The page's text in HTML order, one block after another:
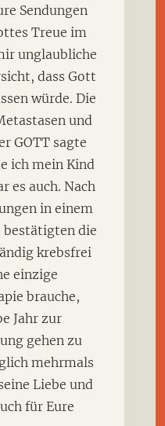
Sendungen
Treue im
unglaubliche
dass Gott
würde. Die
und
GOTT sagte
ich mein Kind
es auch. Nach
in einem
bestätigten die
krebsfrei
einzige
brauche,
Jahr zur
gehen zu
mehrmals
Liebe und
für Eure